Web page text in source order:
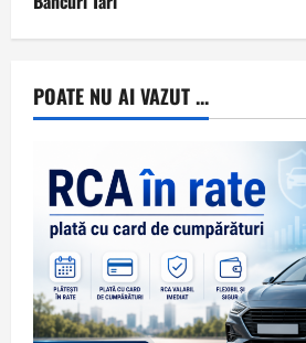
POATE NU AI VAZUT ...